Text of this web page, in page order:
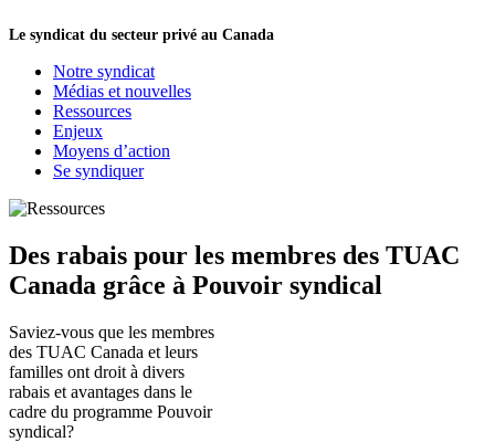
Le syndicat du secteur privé au Canada
Notre syndicat
Médias et nouvelles
Ressources
Enjeux
Moyens d’action
Se syndiquer
Des rabais pour les membres des TUAC
Canada grâce à Pouvoir syndical
Saviez-vous que les membres
des TUAC Canada et leurs
familles ont droit à divers
rabais et avantages dans le
cadre du programme Pouvoir
syndical?